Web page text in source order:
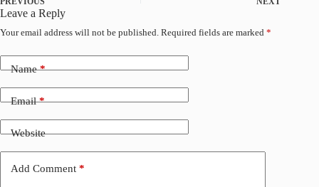
b
e
Leave a Reply
Your email address will not be published. Required fields are marked *
Name*
Email*
Website
Add Comment *